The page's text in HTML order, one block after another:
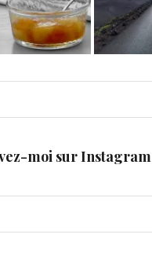
moi sur Instagram